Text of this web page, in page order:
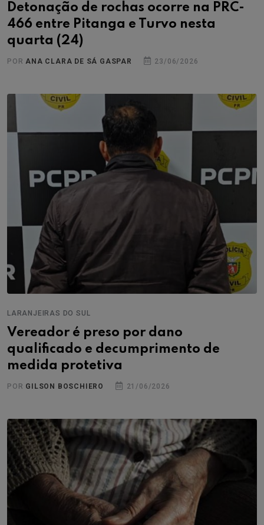
Detonação de rochas ocorre na PRC-
466 entre Pitanga e Turvo nesta
quarta (24)
POR ANA CLARA DE SÁ GASPAR 23/06/2026
LARANJEIRAS DO SUL
Vereador é preso por dano
qualificado e decumprimento de
medida protetiva
POR GILSON BOSCHIERO 21/06/2026